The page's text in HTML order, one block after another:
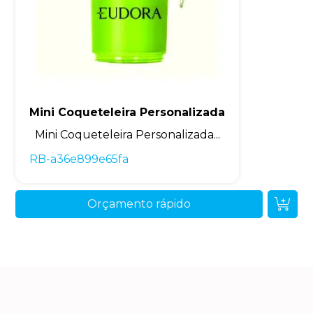
Mini Coqueteleira Personalizada
Mini Coqueteleira Personalizada...
RB-a36e899e65fa
Orçamento rápido